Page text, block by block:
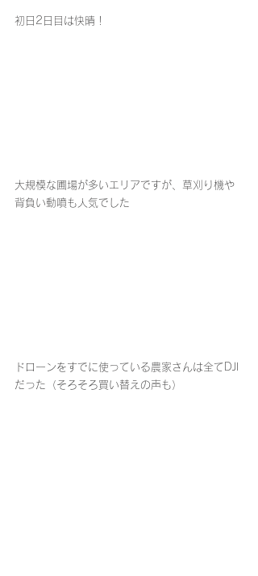
初日2日目は快晴！
大規模な圃場が多いエリアですが、草刈り機や
背負い動噴も人気でした
ドローンをすでに使っている農家さんは全てDJI
だった（そろそろ買い替えの声も）